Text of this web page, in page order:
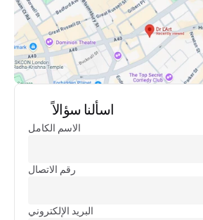
اسألنا سؤالاً
الاسم الكامل
رقم الاتصال
البريد الإلكتروني